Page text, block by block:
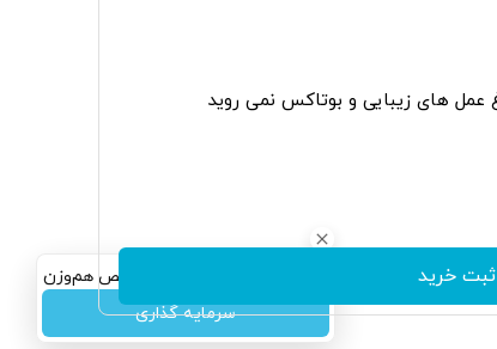
سرمایه‌گذاری همسنگ با شاخص هم‌وزن
سرمایه گذاری
عمل های زیبایی و بوتاکس نمی روید
ثبت خرید